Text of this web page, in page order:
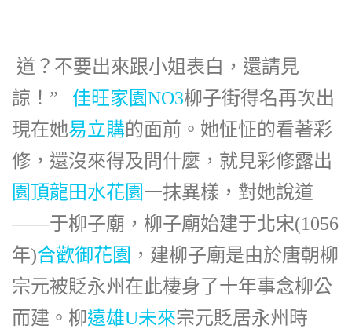
道？不要出來跟小姐表白，還請見
諒！” 佳旺家園NO3柳子街得名再次出
現在她易立購的面前。她怔怔的看著彩
修，還沒來得及問什麼，就見彩修露出
園頂龍田水花園 一抹異樣，對她說道
——于柳子廟，柳子廟始建于北宋(1056
年)合歡御花園 ，建柳子廟是由於唐朝柳
宗元被貶永州在此棲身了十年事念柳公
而建。柳遠雄U未來宗元貶居永州時